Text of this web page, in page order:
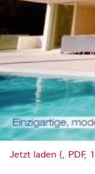
Jetzt laden (, PDF,